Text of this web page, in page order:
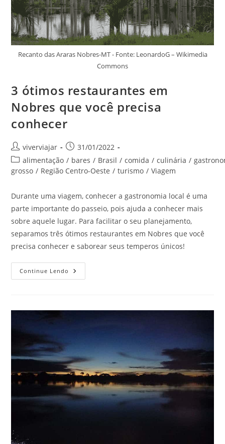
Recanto das Araras Nobres-MT - Fonte: LeonardoG – Wikimedia
Commons
3 ótimos restaurantes em
Nobres que você precisa
conhecer
Autor
do
post:
viverviajar
Post
publicado:
31/01/2022
Categoria
do
alimentação / bares / Brasil / comida / culinária /
grosso / Região Centro-Oeste / turismo / Viagem
Durante uma viagem, conhecer a gastronomia local é uma
parte importante do passeio, pois ajuda a conhecer mais
sobre aquele lugar. Para facilitar o seu planejamento,
separamos três ótimos restaurantes em Nobres que você
precisa conhecer e saborear seus temperos únicos!
Continue Lendo
Ótimos
Você
Precisa